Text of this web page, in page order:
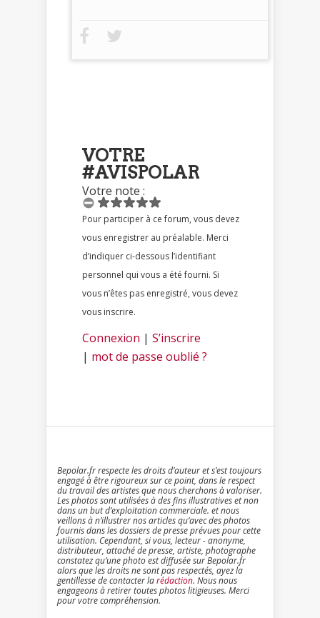
VOTRE
#AVISPOLAR
Votre note :
Pour participer à ce forum, vous devez
vous enregistrer au préalable. Merci
d’indiquer ci-dessous l’identifiant
personnel qui vous a été fourni. Si
vous n’êtes pas enregistré, vous devez
vous inscrire.
Connexion | S’inscrire
| mot de passe oublié ?
Bepolar.fr respecte les droits d’auteur et s’est toujours
engagé à être rigoureux sur ce point, dans le respect
du travail des artistes que nous cherchons à valoriser.
Les photos sont utilisées à des fins illustratives et non
dans un but d’exploitation commerciale. et nous
veillons à n’illustrer nos articles qu’avec des photos
fournis dans les dossiers de presse prévues pour cette
utilisation. Cependant, si vous, lecteur - anonyme,
distributeur, attaché de presse, artiste, photographe
constatez qu’une photo est diffusée sur Bepolar.fr
alors que les droits ne sont pas respectés, ayez la
gentillesse de contacter larédaction. Nous nous
engageons à retirer toutes photos litigieuses. Merci
pour votre compréhension.